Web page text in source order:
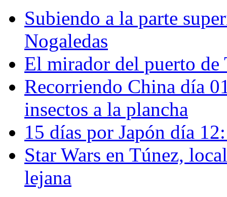
Subiendo a la parte
Nogaledas
El mirador del puerto de
Recorriendo China día
insectos a la plancha
15 días por Japón día
Star Wars en Túnez,
lejana